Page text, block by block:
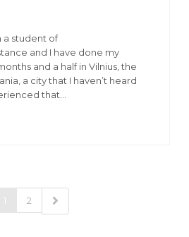
a student of
and I have done my
and a half in Vilnius, the
a city that I haven’t heard
that…
1 2